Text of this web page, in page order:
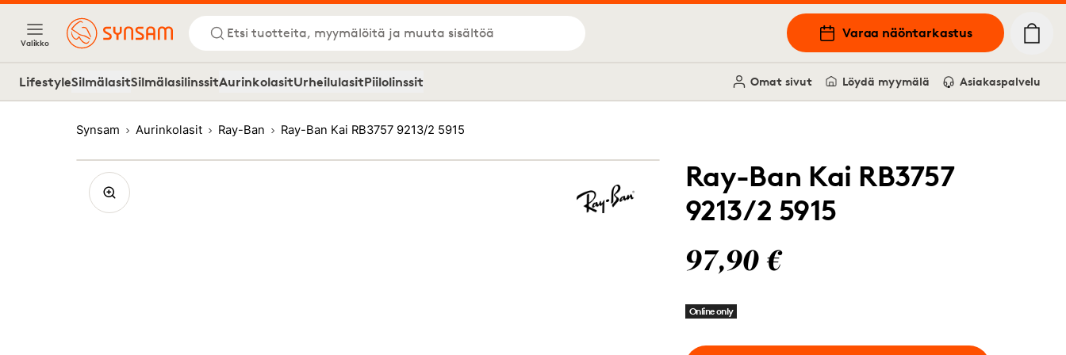
Valikko
Etsi tuotteita, myymälöitä ja muuta sisältöä Varaa näöntarkastus
LifestyleSilmälasitSilmälasilinssitAurinkolasitUrheilulasitPiilolinssit Omat sivut Löydä myymälä Asiakaspalvelu
Synsam Aurinkolasit Ray-Ban Ray-Ban Kai RB3757 9213/2 5915
Ray-Ban Kai RB3757
9213/2 5915
97,90 €
Online only